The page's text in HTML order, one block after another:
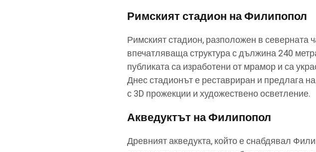
Римският стадион на Филипопол
Римският стадион, разположен в северната
впечатляваща структура с дължина 240
публиката са изработени от мрамор и са
Днес стадионът е реставриран и предлага
с 3D прожекции и художествено осветление.
Акведуктът на Филипопол
Древният акведукта, който е снабдявал